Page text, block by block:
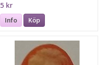
5 kr
Info Köp